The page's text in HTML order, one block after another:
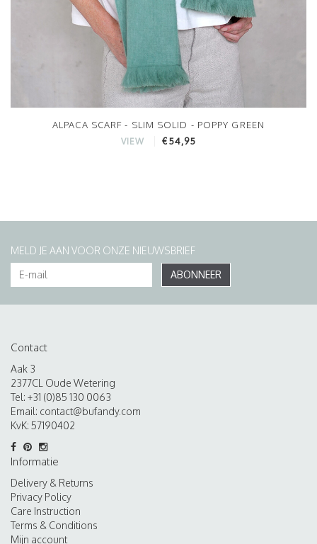
ALPACA SCARF - SLIM SOLID - POPPY GREEN
VIEW €54,95
MELD JE AAN VOOR ONZE NIEUWSBRIEF
ABONNEER
Contact
Aak 3
2377CL Oude Wetering
Tel: +31 (0)85 130 0063
Email: contact@bufandy.com
KvK: 57190402
Informatie
Delivery & Returns
Privacy Policy
Care Instruction
Terms & Conditions
Mijn account